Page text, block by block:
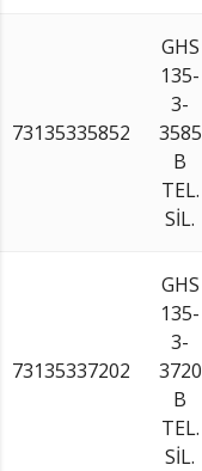
73135335852
GHS
135-
3-
3585
B
TEL.
SİL.
73135337202
GHS
135-
3-
3720
B
TEL.
SİL.